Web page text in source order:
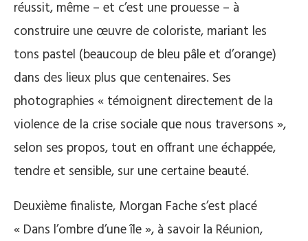
réussit, même – et c’est une prouesse – à
construire une œuvre de coloriste, mariant les
tons pastel (beaucoup de bleu pâle et d’orange)
dans des lieux plus que centenaires. Ses
photographies « témoignent directement de la
violence de la crise sociale que nous traversons »,
selon ses propos, tout en offrant une échappée,
tendre et sensible, sur une certaine beauté.
Deuxième finaliste, Morgan Fache s’est placé
« Dans l’ombre d’une île », à savoir la Réunion,